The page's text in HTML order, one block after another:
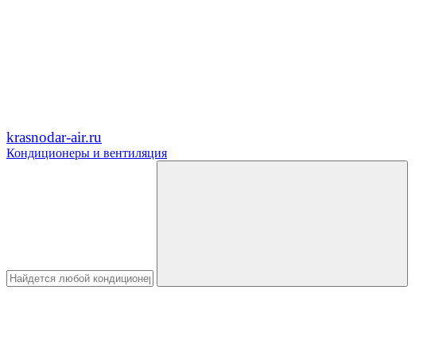
krasnodar-air.ru
Кондиционеры и вентиляция